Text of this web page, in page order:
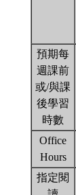
預期每
週課前
或/與課
後學習
時數
Office
Hours
指定閱